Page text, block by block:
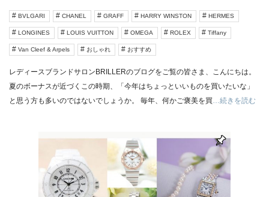
BVLGARI CHANEL GRAFF HARRY WINSTON HERMES
LONGINES LOUIS VUITTON OMEGA ROLEX Tiffany
Van Cleef & Arpels おしゃれ おすすめ
レディースブランドサロンBRILLERのブログをご覧の皆さま、こんにちは。
夏のボーナスが近づくこの時期、「今年はちょっといいものを買いたいな」
と思う方も多いのではないでしょうか。 毎年、何かご褒美を買 …続きを読む